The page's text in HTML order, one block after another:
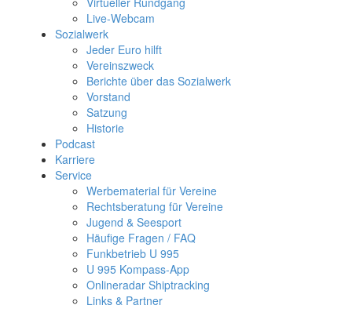
Live-Webcam
Sozialwerk
Jeder Euro hilft
Vereinszweck
Berichte über das Sozialwerk
Vorstand
Satzung
Historie
Podcast
Karriere
Service
Werbematerial für Vereine
Rechtsberatung für Vereine
Jugend & Seesport
Häufige Fragen / FAQ
Funkbetrieb U 995
U 995 Kompass-App
Onlineradar Shiptracking
Links & Partner